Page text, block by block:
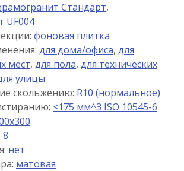
Стандарт,
UF004
фоновая плитка
для дома/офиса, для
мест, для пола, для технических
улицы
скольжению: R10 (нормальное)
<175 мм^3 ISO 10545-6
8
нет
матовая